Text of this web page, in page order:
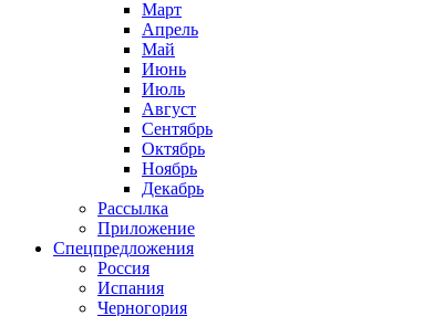
Март
Апрель
Май
Июнь
Июль
Август
Сентябрь
Октябрь
Ноябрь
Декабрь
Рассылка
Приложение
Спецпредложения
Россия
Испания
Черногория